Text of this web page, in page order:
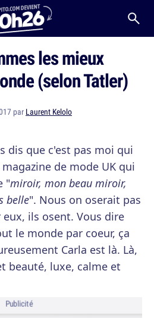
les mieux
(selon Tatler)
par Laurent Kelolo
dis que c'est pas moi qui
de mode UK qui
"miroir, mon beau miroir,
belle". Nous on oserait pas
eux, ils osent. Vous dire
le monde par coeur, ça
Carla est là. Là,
beauté, luxe, calme et
Publicité